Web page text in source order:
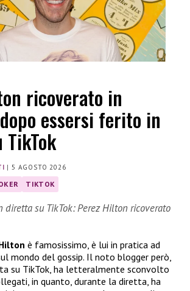
ricoverato in
essersi ferito in
| 5 AGOSTO 2026
TIKTOK
diretta su TikTok: Perez Hilton ricoverato
è famosissimo, è lui in pratica ad
mondo del gossip. Il noto blogger però,
su TikTok, ha letteralmente sconvolto
in quanto, durante la diretta, ha